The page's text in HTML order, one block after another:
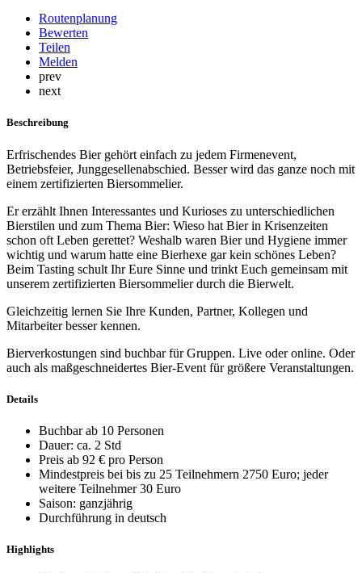
Routenplanung
Bewerten
Teilen
Melden
prev
next
Beschreibung
Erfrischendes Bier gehört einfach zu jedem Firmenevent,
Betriebsfeier, Junggesellenabschied. Besser wird das ganze noch mit
einem zertifizierten Biersommelier.
Er erzählt Ihnen Interessantes und Kurioses zu unterschiedlichen
Bierstilen und zum Thema Bier: Wieso hat Bier in Krisenzeiten
schon oft Leben gerettet? Weshalb waren Bier und Hygiene immer
wichtig und warum hatte eine Bierhexe gar kein schönes Leben?
Beim Tasting schult Ihr Eure Sinne und trinkt Euch gemeinsam mit
unserem zertifizierten Biersommelier durch die Bierwelt.
Gleichzeitig lernen Sie Ihre Kunden, Partner, Kollegen und
Mitarbeiter besser kennen.
Bierverkostungen sind buchbar für Gruppen. Live oder online. Oder
auch als maßgeschneidertes Bier-Event für größere Veranstaltungen.
Details
Buchbar ab 10 Personen
Dauer: ca. 2 Std
Preis ab 92 € pro Person
Mindestpreis bei bis zu 25 Teilnehmern 2750 Euro; jeder
weitere Teilnehmer 30 Euro
Saison: ganzjährig
Durchführung in deutsch
Highlights